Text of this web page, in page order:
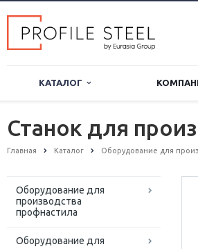
КАТАЛОГ
Станок для
Главная Каталог Оборудование для
Оборудование для
производства
профнастила
Оборудование для